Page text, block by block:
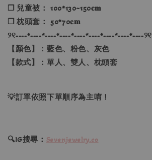
❐ 兒童被： 100*130~150𝐜𝐦
❐ 枕頭套： 50*70𝐜𝐦
୨୧----*----*----*----*----*----*----*----*----୨୧
【顏色】：藍色、粉色、灰色
【款式】：單人、雙人、枕頭套
💡訂單依照下單順序為主唷！
🔍IG搜尋： Sevenjewelry.co